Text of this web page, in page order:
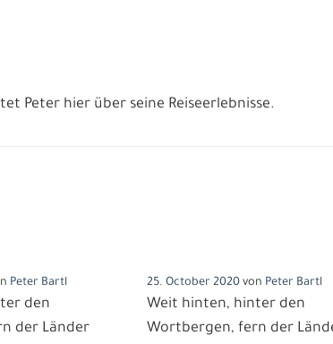
Peter hier über seine Reiseerlebnisse.
Peter Bartl
den
der Länder
25. October 2020von Peter Bartl
Weit hinten, hinter den
Wortbergen, fern der